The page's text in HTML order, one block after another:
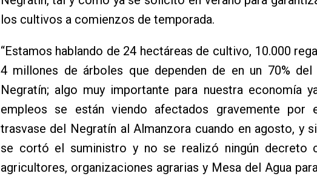
los cultivos a comienzos de temporada.
“Estamos hablando de 24 hectáreas de cultivo, 10.000
4 millones de árboles que dependen de en un 70% del
Negratín; algo muy importante para nuestra economía
empleos se están viendo afectados gravemente por
trasvase del Negratín al Almanzora cuando en agosto, y
se cortó el suministro y no se realizó ningún decreto
agricultores, organizaciones agrarias y Mesa del Agua